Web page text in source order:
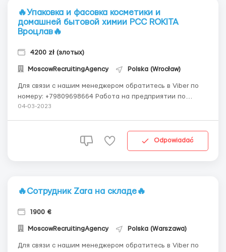
🔥Упаковка и фасовка косметики и
домашней бытовой химии PCC ROKITA
Вроцлав🔥
4200 zł (злотых)
MoscowRecruitingAgency Polska (Wrocław)
Для связи с нашим менеджером обратитесь в Viber по
номеру: +79809698664 Работа на предприятии по
производству бытовой химии в цехе упаковки готовой
смена, 5-6 дней в недел...
04-03-2023
Odpowiadać
🔥Сотрудник Zara на складе🔥
1900 €
MoscowRecruitingAgency Polska (Warszawa)
Для связи с нашим менеджером обратитесь в Viber по